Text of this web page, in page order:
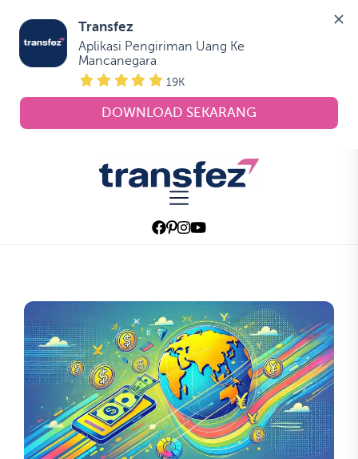
Transfez
Aplikasi Pengiriman Uang Ke
Mancanegara
19K
DOWNLOAD SEKARANG
Transfez